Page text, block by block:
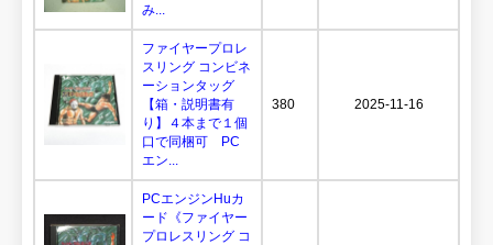
み...
ファイヤープロレ
スリング コンビネ
ーションタッグ
【箱・説明書有
り】４本まで１個
口で同梱可 PC
エン...
380 2025-11-16
PCエンジンHuカ
ード《ファイヤー
プロレスリング コ